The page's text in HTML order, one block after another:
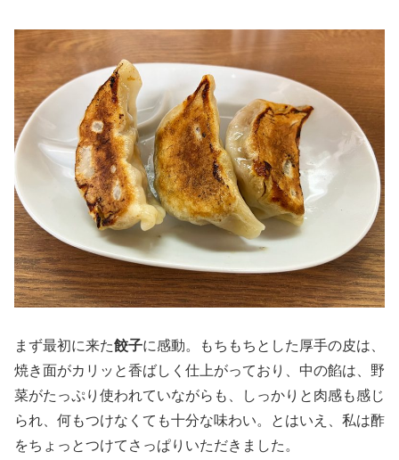
まず最初に来た餃子に感動。もちもちとした厚手の皮は、
焼き面がカリッと香ばしく仕上がっており、中の餡は、野
菜がたっぷり使われていながらも、しっかりと肉感も感じ
られ、何もつけなくても十分な味わい。とはいえ、私は酢
をちょっとつけてさっぱりいただきました。